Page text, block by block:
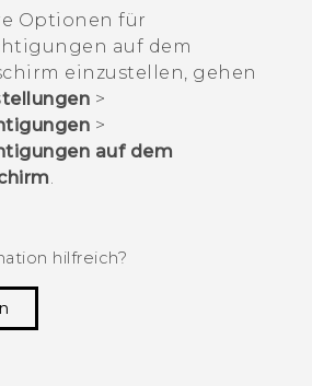
Optionen für
auf dem
einzustellen, gehen
>
>
auf dem
.
hilfreich?